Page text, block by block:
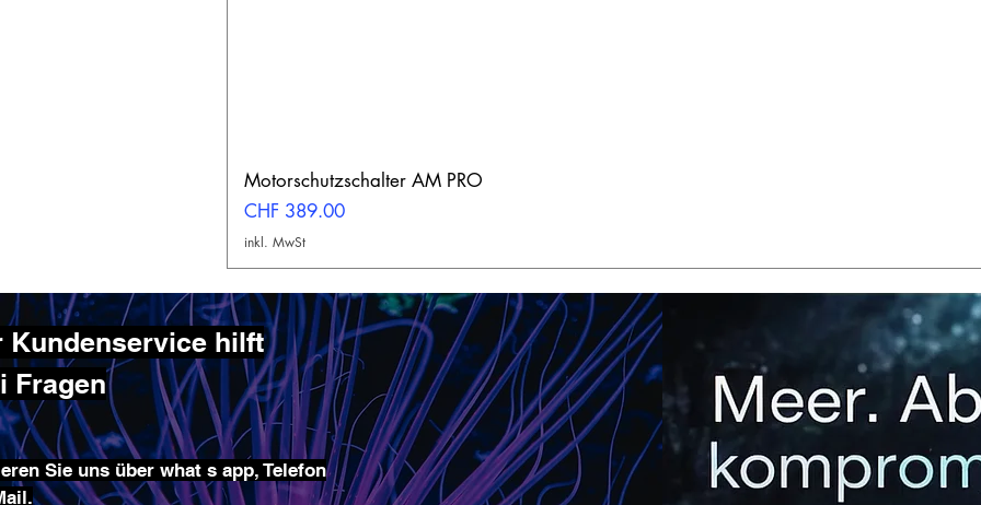
Motorschutzschalter AM PRO
Preis
CHF 389.00
inkl. MwSt
Kundenservice hilft
Fragen
Sie uns über what s app, Telefon